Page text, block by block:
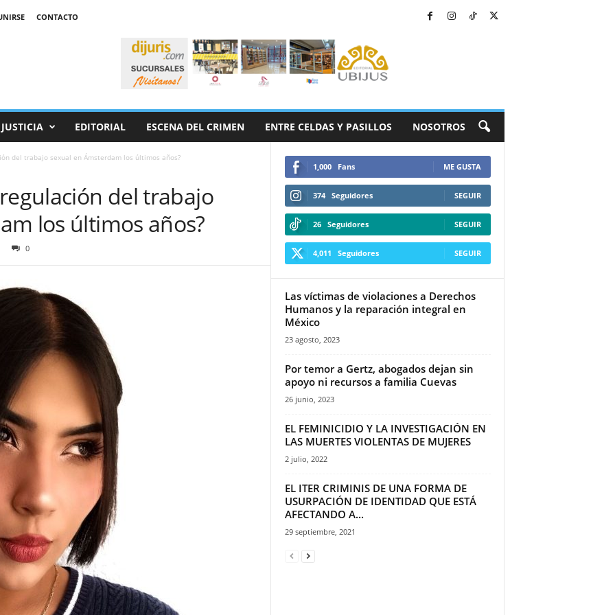
CONTACTO
JUSTICIA EDITORIAL ESCENA DEL CRIMEN ENTRE CELDAS Y PASILLOS NOSOTROS
del trabajo sexual en Ámsterdam los últimos años?
del trabajo
los últimos años?
0
1,000 Fans ME GUSTA
374 Seguidores SEGUIR
26 Seguidores SEGUIR
4,011 Seguidores SEGUIR
Las víctimas de violaciones a Derechos
Humanos y la reparación integral en
México
23 agosto, 2023
Por temor a Gertz, abogados dejan sin
apoyo ni recursos a familia Cuevas
26 junio, 2023
EL FEMINICIDIO Y LA INVESTIGACIÓN EN
LAS MUERTES VIOLENTAS DE MUJERES
2 julio, 2022
EL ITER CRIMINIS DE UNA FORMA DE
USURPACIÓN DE IDENTIDAD QUE ESTÁ
AFECTANDO A...
29 septiembre, 2021